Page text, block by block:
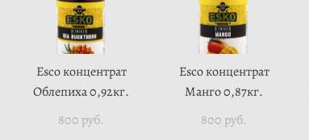
Esco концентрат
Облепиха 0,92кг.
800 pуб.
Esco концентрат
Манго 0,87кг.
800 pуб.